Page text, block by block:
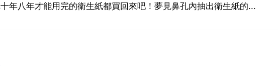
年八年才能用完的衛生紙都買回來吧！夢見鼻孔內抽出衛生紙的...